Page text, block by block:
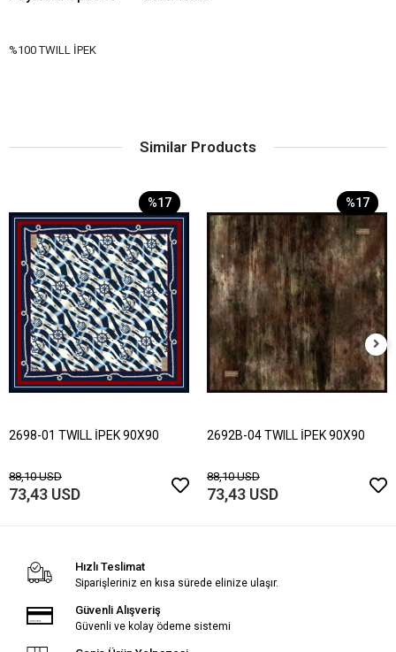
%100 TWILL İPEK
Similar Products
%17
2698-01 TWILL İPEK 90X90
88,10 USD
73,43 USD
%17
2692B-04 TWILL İPEK 90X90
88,10 USD
73,43 USD
Hızlı Teslimat
Siparişleriniz en kısa sürede elinize ulaşır.
Güvenli Alışveriş
Güvenli ve kolay ödeme sistemi